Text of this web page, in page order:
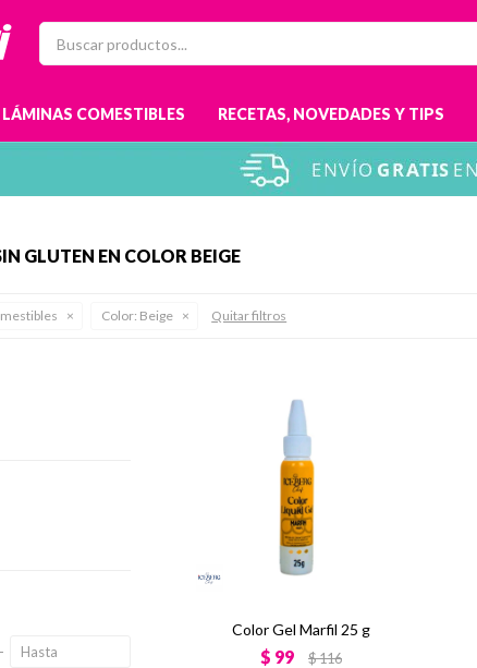
LÁMINAS COMESTIBLES RECETAS, NOVEDADES Y TIPS
GLUTEN EN COLOR BEIGE
Color: Beige Quitar filtros
Color Gel Marfil 25 g
$ 99 $116